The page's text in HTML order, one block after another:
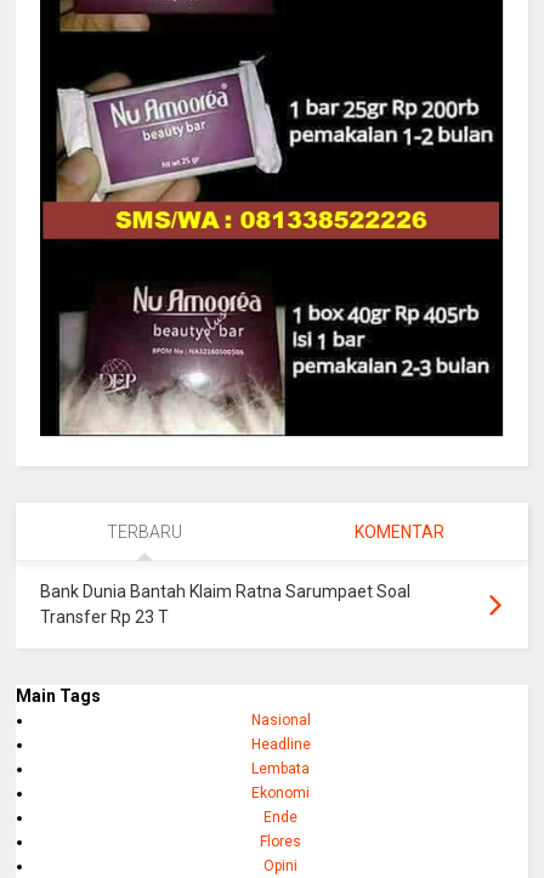
TERBARU KOMENTAR
Bank Dunia Bantah Klaim Ratna Sarumpaet Soal
Transfer Rp 23 T
Main Tags
Nasional
Headline
Lembata
Ekonomi
Ende
Flores
Opini